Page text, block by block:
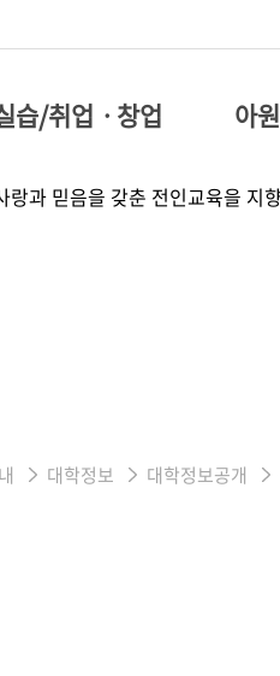
습/취업ㆍ창업 아
대학정보 대학정보공개